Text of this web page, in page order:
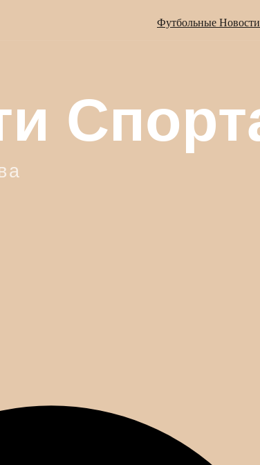
Футбольные Новости